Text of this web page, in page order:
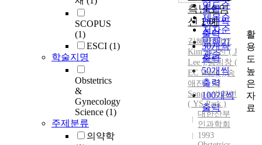
SCOPUS
(1)
ESCI (1)
학술지명
Obstetrics
&
Gynecology
Science (1)
주제분류
의약학
연도순
제목순
저자순
발행기
관순
출력
20개씩
출력
30개씩
출력
50개씩
출력
100개씩
출력
측난소임
신 1 예
김혜영 ( HY
Kim ),이진 ( J
Lee ),왕의창 (
EC Wang),송
애진 ( AJ
Song ),박영선
( YS Park )
대한산부
인과학회
1993
활
용
도
높
은
자
료